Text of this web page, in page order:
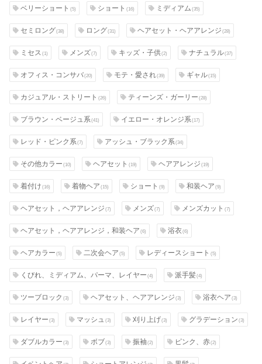
ベリーショート(5) ショート(16) ミディアム(35)
セミロング(38) ロング(31) ヘアセット・ヘアアレンジ(28)
ミセス(1) メンズ(7) キッズ・子供(2) ナチュラル(37)
オフィス・コンサバ(20) モテ・愛され(39) ギャル(15)
カジュアル・ストリート(26) ティーンズ・ガーリー(28)
ブラウン・ベージュ系(41) イエロー・オレンジ系(17)
レッド・ピンク系(7) アッシュ・ブラック系(34)
その他カラー(10) ヘアセット(19) ヘアアレンジ(19)
着付け(16) 着物ヘア(15) ショート(9) 和装ヘア(9)
ヘアセット，ヘアアレンジ(7) メンズ(7) メンズカット(7)
ヘアセット，ヘアアレンジ，和装ヘア(6) 浴衣(6)
ヘアカラー(5) 二次会ヘア(5) レディースショート(5)
くびれ、ミディアム、パーマ、レイヤー(4) 派手髪(4)
ツーブロック(3) ヘアセット、ヘアアレンジ(3) 浴衣ヘア(3)
レイヤー(3) マッシュ(3) 刈り上げ(3) グラデーション(3)
ダブルカラー(3) ボブ(3) 振袖(2) ピンク、赤(2)